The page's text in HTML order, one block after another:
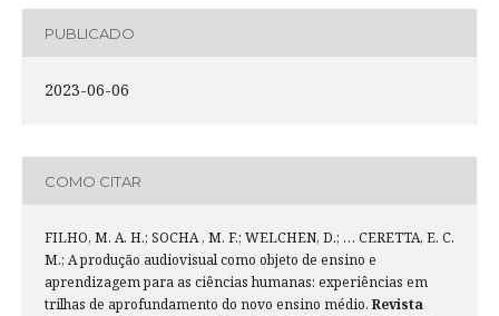
PUBLICADO
2023-06-06
COMO CITAR
FILHO, M. A. H.; SOCHA , M. F.; WELCHEN, D.; … CERETTA, E. C.
M.; A produção audiovisual como objeto de ensino e
aprendizagem para as ciências humanas: experiências em
trilhas de aprofundamento do novo ensino médio. Revista